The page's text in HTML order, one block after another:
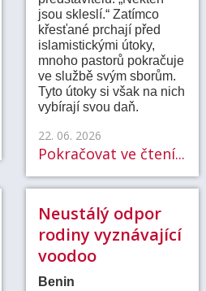
jsou skleslí.“ Zatímco
křesťané prchají před
islamistickými útoky,
mnoho pastorů pokračuje
ve službě svým sborům.
Tyto útoky si však na nich
vybírají svou daň.
22. 06. 2026
Pokračovat ve čtení...
Neustálý odpor
rodiny vyznávající
voodoo
Benin